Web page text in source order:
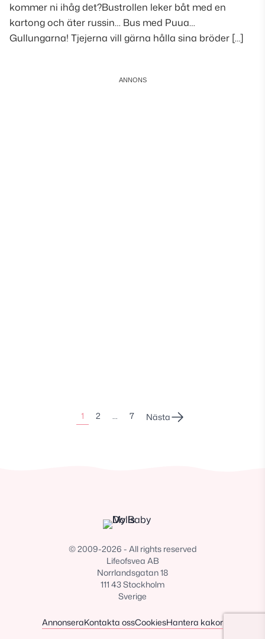
kommer ni ihåg det?Bustrollen leker båt med en
kartong och äter russin… Bus med Puua…
Gullungarna! Tjejerna vill gärna hålla sina bröder […]
1 2 … 7 Nästa
© 2009-2026 - All rights reserved
Lifeofsvea AB
Norrlandsgatan 18
111 43 Stockholm
Sverige
AnnonseraKontakta ossCookiesHantera kakor